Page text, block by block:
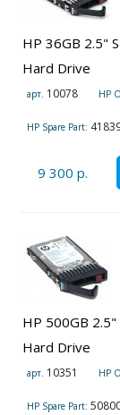
HP 36GB 2.5"
Hard Drive
арт. 10078 HP
HP Spare Part:
9 300 р.
HP 500GB 2.5"
Hard Drive
арт. 10351 HP
HP Spare Part: